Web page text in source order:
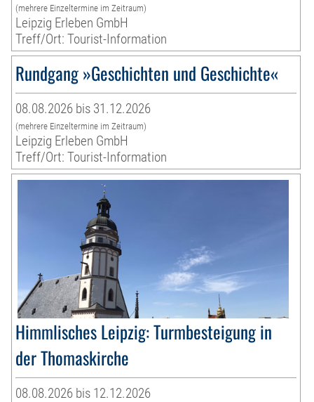
(mehrere Einzeltermine im Zeitraum)
Leipzig Erleben GmbH
Treff/Ort: Tourist-Information
Rundgang »Geschichten und Geschichte«
08.08.2026 bis 31.12.2026
(mehrere Einzeltermine im Zeitraum)
Leipzig Erleben GmbH
Treff/Ort: Tourist-Information
Himmlisches Leipzig: Turmbesteigung in
der Thomaskirche
08.08.2026 bis 12.12.2026